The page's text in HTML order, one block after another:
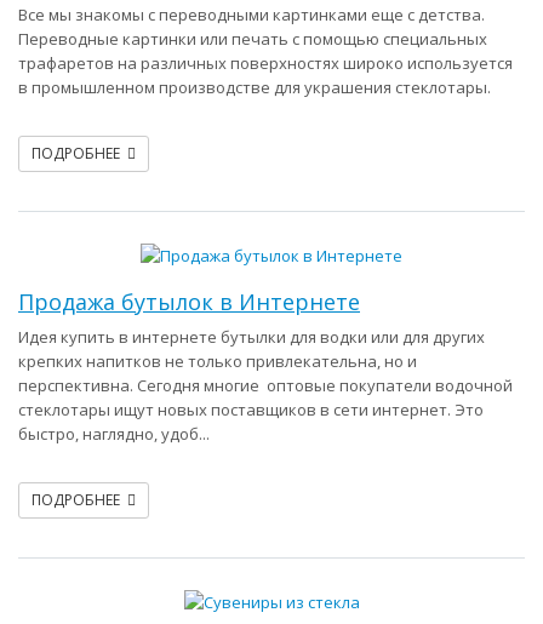
Все мы знакомы с переводными картинками еще с детства.
Переводные картинки или печать с помощью специальных
трафаретов на различных поверхностях широко используется
в промышленном производстве для украшения стеклотары.
ПОДРОБНЕЕ
Продажа бутылок в Интернете
Идея купить в интернете бутылки для водки или для других
крепких напитков не только привлекательна, но и
перспективна. Сегодня многие оптовые покупатели водочной
стеклотары ищут новых поставщиков в сети интернет. Это
быстро, наглядно, удоб...
ПОДРОБНЕЕ